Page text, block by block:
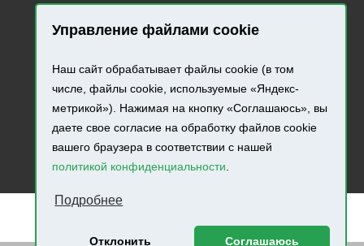
Управление файлами cookie
Наш сайт обрабатывает файлы cookie (в том
числе, файлы cookie, используемые «Яндекс-
метрикой»). Нажимая на кнопку «Соглашаюсь», вы
даете свое согласие на обработку файлов cookie
вашего браузера в соответствии с нашей
политикой конфиденциальности.
Подробнее
Отклонить Соглашаюсь
2026 © «Промресурс». Все права защищены.
Разработка и продвижение сайта.